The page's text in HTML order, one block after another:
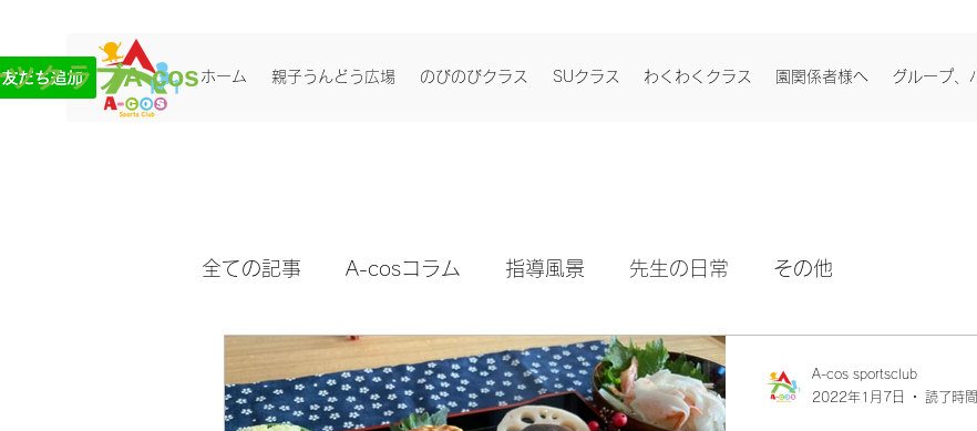
ホーム 親子うんどう広場 のびのびクラス SUクラス わくわくクラス 園関係者様へ グループ、
ツクラブA-cos
全ての記事 A-cosコラム 指導風景 先生の日常 その他
A-cos sportsclub
2022年1月7日
読了時